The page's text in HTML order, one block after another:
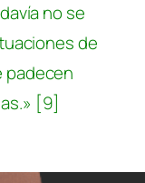
no se
de
padecen
[9]